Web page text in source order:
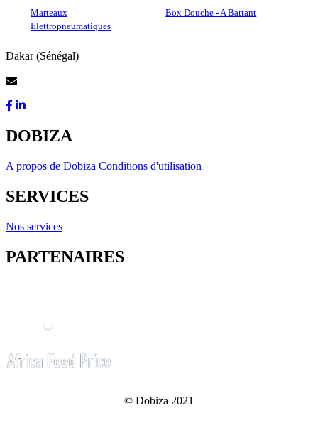
Marteaux
Elettropneumatiques
Box Douche - A Battant
Dakar (Sénégal)
DOBIZA
A propos de Dobiza Conditions d'utilisation
SERVICES
Nos services
PARTENAIRES
© Dobiza 2021